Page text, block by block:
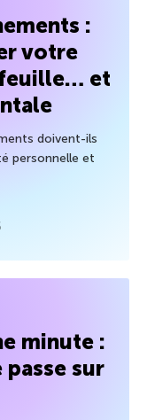
:
votre
et
doivent-ils
personnelle et
minute :
sur